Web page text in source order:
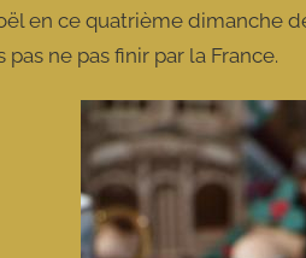
en ce quatrième dimanche
pas ne pas finir par la France.